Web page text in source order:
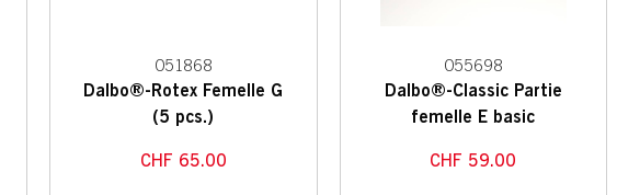
051868
Dalbo®-Rotex Femelle G
(5 pcs.)
CHF 65.00
055698
Dalbo®-Classic Partie
femelle E basic
CHF 59.00